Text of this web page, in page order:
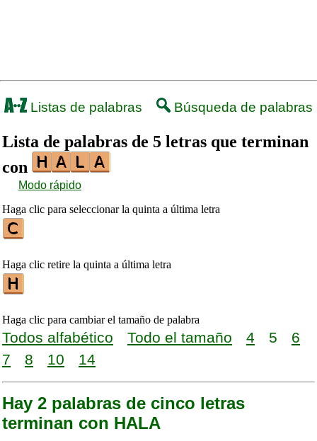
Listas de palabras Búsqueda de palabras
Lista de palabras de 5 letras que terminan
con
Modo rápido
Haga clic para seleccionar la quinta a última letra
Haga clic retire la quinta a última letra
Haga clic para cambiar el tamaño de palabra
Todos alfabético Todo el tamaño 4 5
6
7
8 10 14
Hay 2 palabras de cinco letras
terminan con HALA